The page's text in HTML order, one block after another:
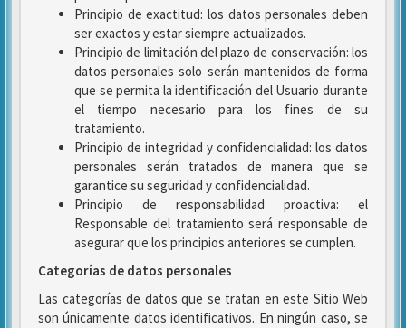
Principio de exactitud: los datos personales deben
ser exactos y estar siempre actualizados.
Principio de limitación del plazo de conservación: los
datos personales solo serán mantenidos de forma
que se permita la identificación del Usuario durante
el tiempo necesario para los fines de su
tratamiento.
Principio de integridad y confidencialidad: los datos
personales serán tratados de manera que se
garantice su seguridad y confidencialidad.
Principio de responsabilidad proactiva: el
Responsable del tratamiento será responsable de
asegurar que los principios anteriores se cumplen.
Categorías de datos personales
Las categorías de datos que se tratan en este Sitio Web
son únicamente datos identificativos. En ningún caso, se